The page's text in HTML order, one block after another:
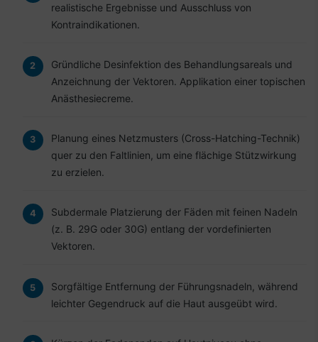
realistische Ergebnisse und Ausschluss von
Kontraindikationen.
Gründliche Desinfektion des Behandlungsareals und
Anzeichnung der Vektoren. Applikation einer topischen
Anästhesiecreme.
Planung eines Netzmusters (Cross-Hatching-Technik)
quer zu den Faltlinien, um eine flächige Stützwirkung
zu erzielen.
Subdermale Platzierung der Fäden mit feinen Nadeln
(z. B. 29G oder 30G) entlang der vordefinierten
Vektoren.
Sorgfältige Entfernung der Führungsnadeln, während
leichter Gegendruck auf die Haut ausgeübt wird.